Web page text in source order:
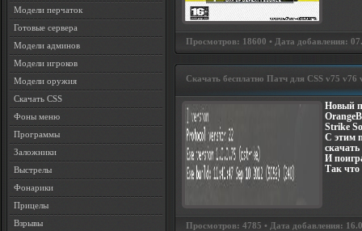
Модели перчаток
Готовые сервера
Модели админов
Модели игроков
Модели оружия
Скачать CSS
Фоны меню
Программы
Заложники
Выстрелы
Фонарики
Прицелы
Взрывы
Просмотров: 18600 • Дата добавления:
Скачать бесплатно Патч для CSS v75 v76
Новый
Strike
С этим
И
Так что
Просмотров: 4785 • Дата добавления: